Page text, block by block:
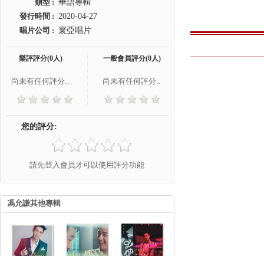
類型 : 華語專輯
發行時間 : 2020-04-27
唱片公司 : 寰亞唱片
樂評評分(0人)
尚未有任何評分..
一般會員評分(0人)
尚未有任何評分..
您的評分:
請先登入會員才可以使用評分功能
馮允謙其他專輯